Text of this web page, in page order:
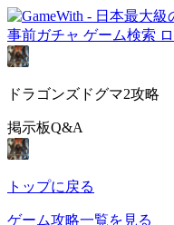
事前ガチャ ゲーム検索
ドラゴンズドグマ2攻略
掲示板Q&A
トップに戻る
ゲーム攻略一覧を見る